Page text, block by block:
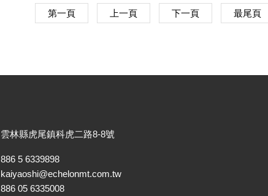
第一頁 上一頁 下一頁 最尾頁
雲林縣虎尾鎮科虎二路8-8號
886 5 6339898
kaiyaoshi@echelonmt.com.tw
886 05 6335008